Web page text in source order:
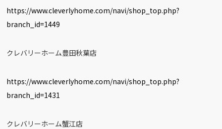
https://www.cleverlyhome.com/navi/shop_top.php?
branch_id=1449
クレバリーホーム豊田秋葉店
https://www.cleverlyhome.com/navi/shop_top.php?
branch_id=1431
クレバリーホーム蟹江店